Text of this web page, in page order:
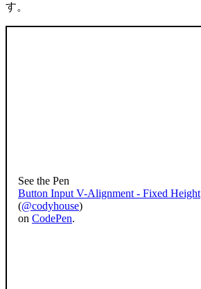
す。
See the Pen
Button Input V-Alignment - Fixed Height
(@codyhouse)
on CodePen.